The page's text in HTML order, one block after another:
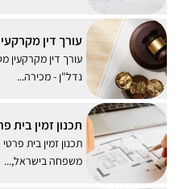
עורך דין
עורך דין
נדל"ן - מכירה...
תכנון זמין בית
תכנון זמין בית
משפחה בישראל,...